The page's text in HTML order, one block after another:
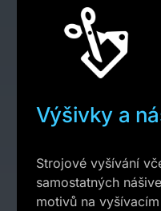
Výšivky a
Strojové vyšívání
samostatných
motivů na